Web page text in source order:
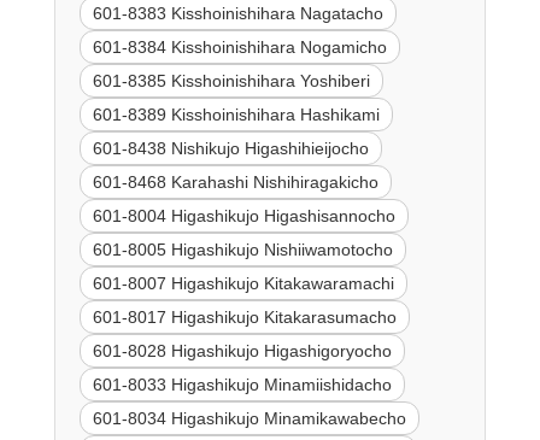
601-8383 Kisshoinishihara Nagatacho
601-8384 Kisshoinishihara Nogamicho
601-8385 Kisshoinishihara Yoshiberi
601-8389 Kisshoinishihara Hashikami
601-8438 Nishikujo Higashihieijocho
601-8468 Karahashi Nishihiragakicho
601-8004 Higashikujo Higashisannocho
601-8005 Higashikujo Nishiiwamotocho
601-8007 Higashikujo Kitakawaramachi
601-8017 Higashikujo Kitakarasumacho
601-8028 Higashikujo Higashigoryocho
601-8033 Higashikujo Minamiishidacho
601-8034 Higashikujo Minamikawabecho